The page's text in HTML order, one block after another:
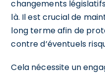
changements
là. Il est crucial de
long terme afin de
contre d’éventuels
Cela nécessite un